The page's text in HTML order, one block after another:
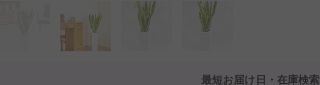
最短お届け日・在庫検索